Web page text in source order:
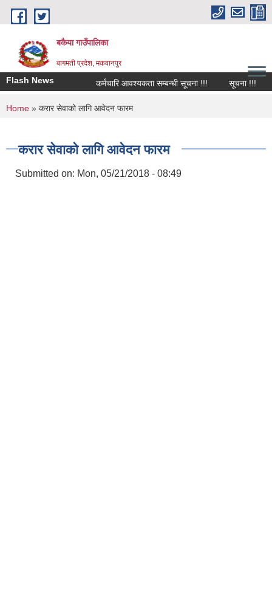
Skip to main content
बकैया गाउँपालिका
बागमती प्रदेश, मकवानपुर
Flash News कर्मचारि आवश्यकता सम्बन्धी सूचना !!! सूचना !!!
You are here
Home » करार सेवाको लागि आवेदन फारम
करार सेवाको लागि आवेदन फारम
Submitted on: Mon, 05/21/2018 - 08:49